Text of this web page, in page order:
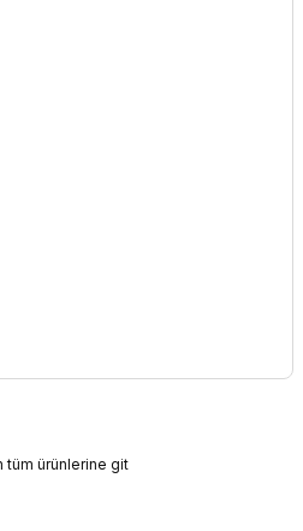
tüm ürünlerine git